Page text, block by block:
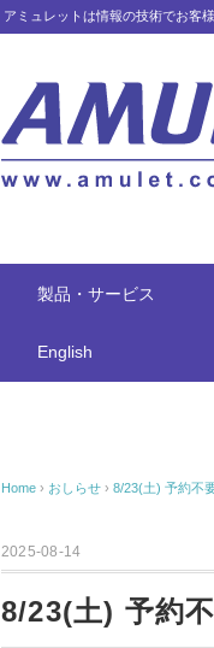
アミュレットは情報の技術でお客
製品・サービス
English
Home › おしらせ › 8/23(土) 予約不
2025-08-14
8/23(土) 予約